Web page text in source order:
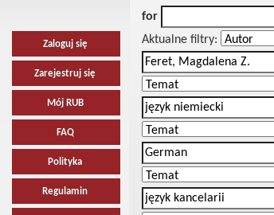
Zaloguj się
Zarejestruj się
Mój RUB
FAQ
Polityka
Regulamin
for
Aktualne filtry: